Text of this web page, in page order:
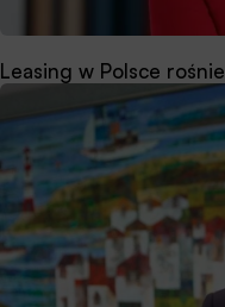
Leasing w Polsce